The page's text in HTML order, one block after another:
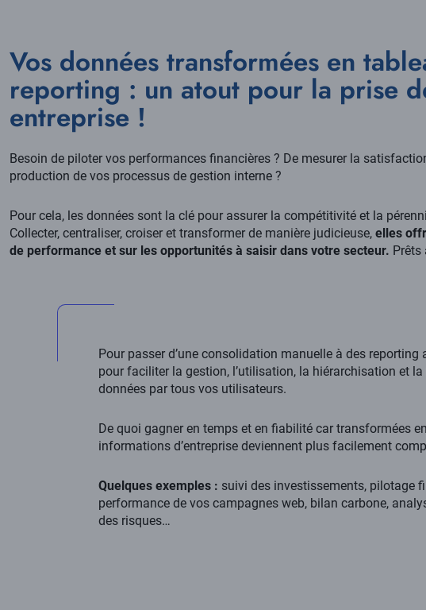
Vos données transformées en
reporting : un atout pour la prise
entreprise !
Besoin de piloter vos performances financières ? De mesurer la
production de vos processus de gestion interne ?
Pour cela, les données sont la clé pour assurer la compétitivité et la
Collecter, centraliser, croiser et transformer de manière judicieuse, elles
de performance et sur les opportunités à saisir dans votre secteur. Prêts
Pour passer d’une consolidation manuelle à des reporting
pour faciliter la gestion, l’utilisation, la hiérarchisation et
données par tous vos utilisateurs.
De quoi gagner en temps et en fiabilité car transformées
informations d’entreprise deviennent plus facilement
Quelques exemples : suivi des investissements, pilotage
performance de vos campagnes web, bilan carbone,
des risques…